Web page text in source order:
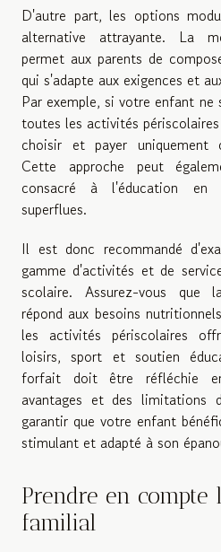
D'autre part, les options
alternative attrayante. La
permet aux parents de
qui s'adapte aux exigences et
Par exemple, si votre enfant
toutes les activités
choisir et payer uniquement
Cette approche peut
consacré à l'éducation en
superflues.
Il est donc recommandé
gamme d'activités et de
scolaire. Assurez-vous que
répond aux besoins
les activités périscolaires
loisirs, sport et soutien
forfait doit être réfléchie
avantages et des limitations
garantir que votre enfant
stimulant et adapté à son
Prendre en compte
familial